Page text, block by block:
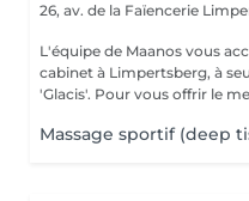
26, av. de la Faïencerie
L'équipe de Maanos vous
cabinet à Limpertsberg, à
'Glacis'. Pour vous offrir le
Massage sportif (deep